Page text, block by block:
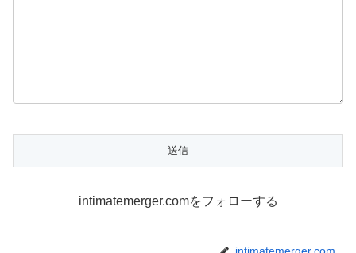
intimatemerger.comをフォローする